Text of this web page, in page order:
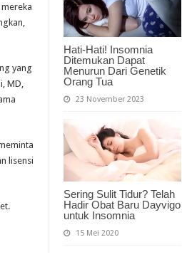
Hati-Hati! Insomnia
Ditemukan Dapat
Menurun Dari Genetik
Orang Tua
23 November 2023
Sering Sulit Tidur? Telah
Hadir Obat Baru Dayvigo
untuk Insomnia
15 Mei 2020
yang
MD,
lisensi